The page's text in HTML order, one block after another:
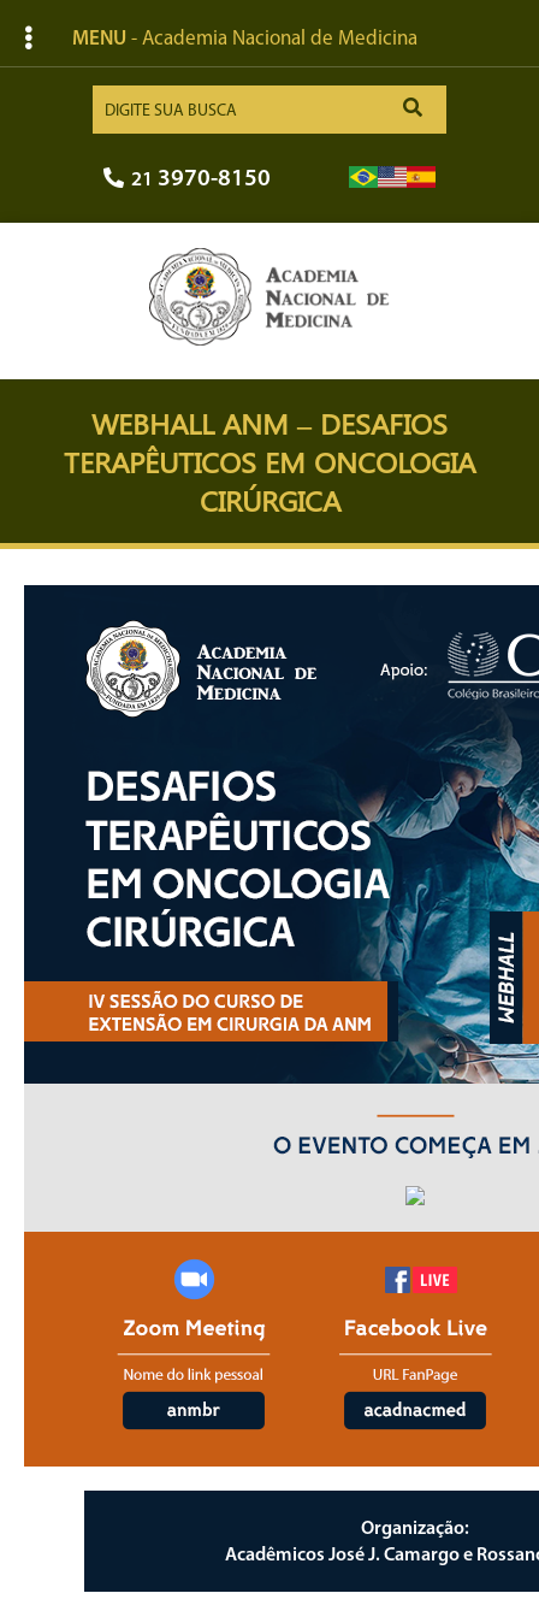
MENU - Academia Nacional de Medicina
21 3970-8150
WEBHALL ANM – DESAFIOS
TERAPÊUTICOS EM ONCOLOGIA
CIRÚRGICA
Organização:
Acadêmicos José J. Camargo e